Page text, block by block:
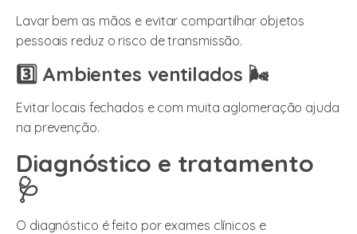
Lavar bem as mãos e evitar compartilhar objetos
pessoais reduz o risco de transmissão.
3️⃣ Ambientes ventilados 🌬️
Evitar locais fechados e com muita aglomeração ajuda
na prevenção.
Diagnóstico e tratamento
🩺
O diagnóstico é feito por exames clínicos e